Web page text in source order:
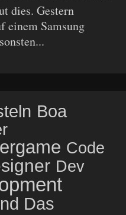
dies. Gestern
einem Samsung
Boa
Code
Dev
Das